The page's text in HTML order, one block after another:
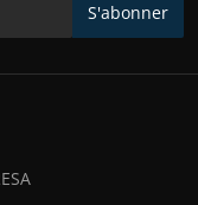
S'abonner